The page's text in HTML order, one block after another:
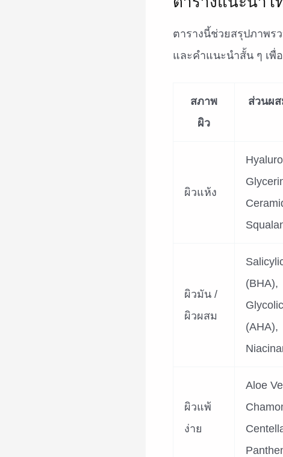
ตารางนี้ช่วยสรุปภาพร
และคำแนะนำสั้น ๆ เพื่
สภาพ
ผิว
ส่วนผ
ผิวแห้ง
ผิวมัน /
ผิวผสม
(BHA),
(AHA),
ผิวแพ้
ง่าย
Aloe